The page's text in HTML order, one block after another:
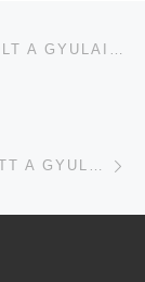
között HAT EMBERREL IS NAGYOT HARCOLT A GYULAI KOSÁRLABDACSAPAT
KOROSZTÁLYOS TORNÁN BIZONYÍTOTT A GYULAI FOCICSAPAT